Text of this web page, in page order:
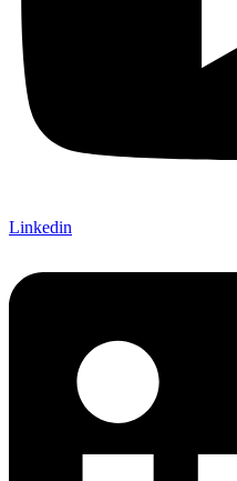
Linkedin